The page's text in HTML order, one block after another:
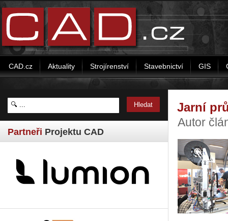
CAD.cz Aktuality Strojírenství Stavebnictví GIS
Partneři Projektu CAD
Jarní
Autor